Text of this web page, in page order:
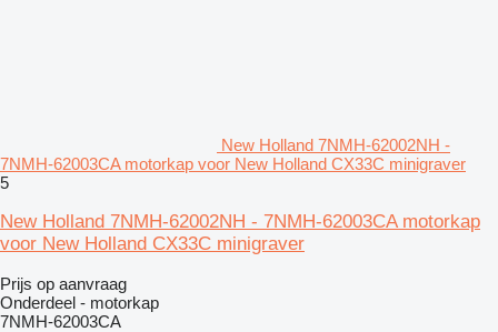
New Holland 7NMH-62002NH -
7NMH-62003CA motorkap voor New Holland CX33C minigraver
5
New Holland 7NMH-62002NH - 7NMH-62003CA motorkap
voor New Holland CX33C minigraver
Prijs op aanvraag
Onderdeel - motorkap
7NMH-62003CA